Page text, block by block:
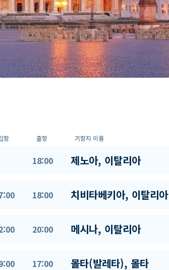
항 출항 기항지 이름
18:00 제노아, 이탈리아
18:00 치비타베키아, 이탈리아
20:00 메시나, 이탈리아
17:00 몰타(발레타), 몰타